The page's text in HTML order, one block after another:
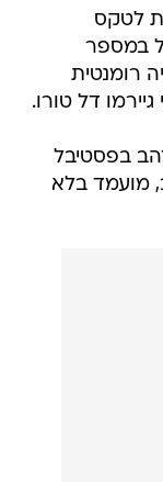
לטקס
במספר
רומנטית
דל טורו.
בפסטיבל
מועמד בלא